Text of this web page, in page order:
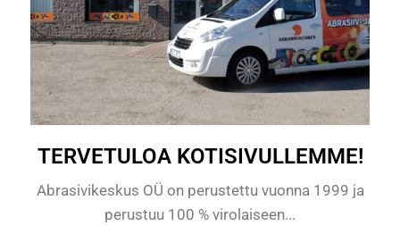
TERVETULOA KOTISIVULLEMME!
Abrasivikeskus OÜ on perustettu vuonna 1999 ja
perustuu 100 % virolaiseen...